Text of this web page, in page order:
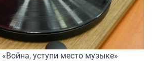
уступи место музыке»